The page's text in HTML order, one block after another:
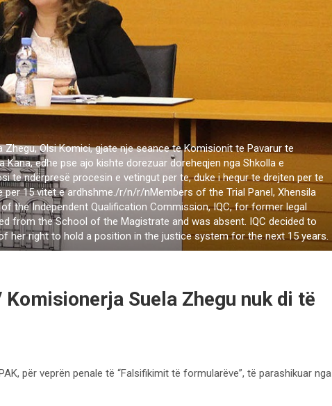
Zhegu, Olsi Komici, gjate nje seance te Komisionit te Pavarur te
Kana, edhe pse ajo kishte dorezuar doreheqjen nga Shkolla e
te ndërpresë procesin e vetingut per te, duke i hequr te drejten per te
15 vitet e ardhshme./r/n/r/nMembers of the Trial Panel, Xhensila
the Independent Qualification Commission, IQC, for former legal
from the School of the Magistrate and was absent. IQC decided to
her right to hold a position in the justice system for the next 15 years.
Suela Zhegu nuk di të
për veprën penale të “Falsifikimit të formularëve”, të parashikuar nga